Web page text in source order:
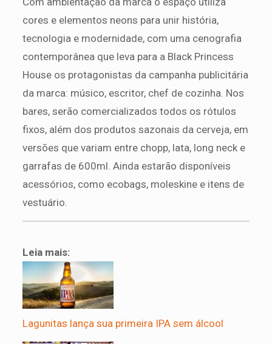
cores e elementos neons para unir história,
tecnologia e modernidade, com uma cenografia
contemporânea que leva para a Black Princess
House os protagonistas da campanha publicitária
da marca: músico, escritor, chef de cozinha. Nos
bares, serão comercializados todos os rótulos
fixos, além dos produtos sazonais da cerveja, em
versões que variam entre chopp, lata, long neck e
garrafas de 600ml. Ainda estarão disponíveis
acessórios, como ecobags, moleskine e itens de
vestuário.
Leia mais:
Lagunitas lança sua primeira IPA sem álcool